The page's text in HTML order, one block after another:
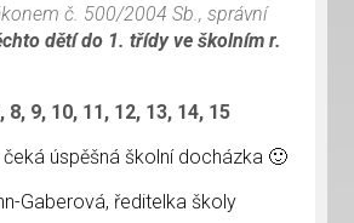
č. 500/2004 Sb., správní
dětí do 1. třídy ve školním r.
8, 9, 10, 11, 12, 13, 14, 15
čeká úspěšná školní docházka 🙂
Gaberová, ředitelka školy